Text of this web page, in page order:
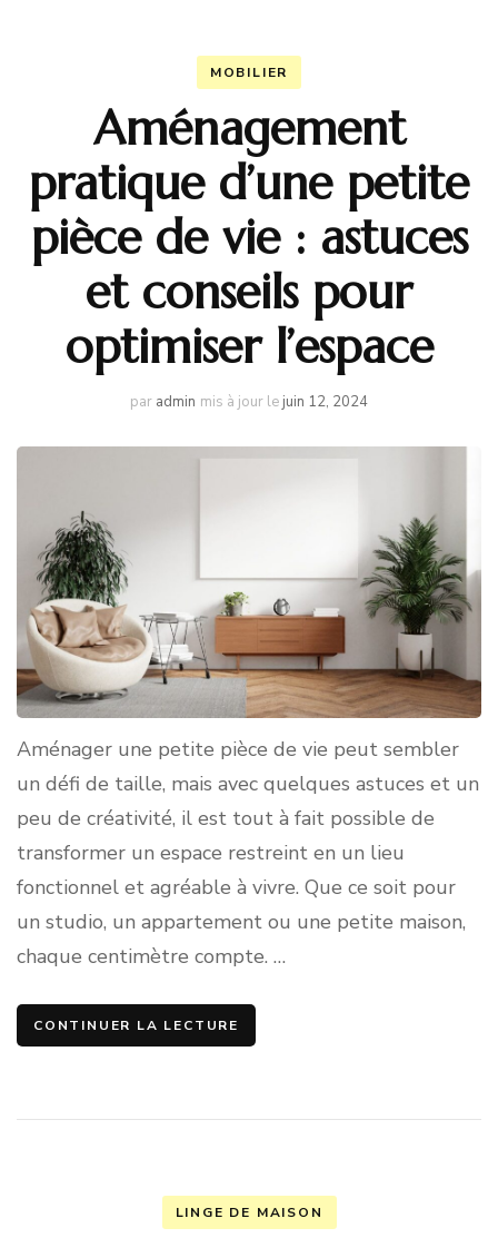
MOBILIER
Aménagement
pratique d’une petite
pièce de vie : astuces
et conseils pour
optimiser l’espace
par admin mis à jour le juin 12, 2024
Aménager une petite pièce de vie peut sembler
un défi de taille, mais avec quelques astuces et un
peu de créativité, il est tout à fait possible de
transformer un espace restreint en un lieu
fonctionnel et agréable à vivre. Que ce soit pour
un studio, un appartement ou une petite maison,
chaque centimètre compte. …
CONTINUER LA LECTURE
LINGE DE MAISON